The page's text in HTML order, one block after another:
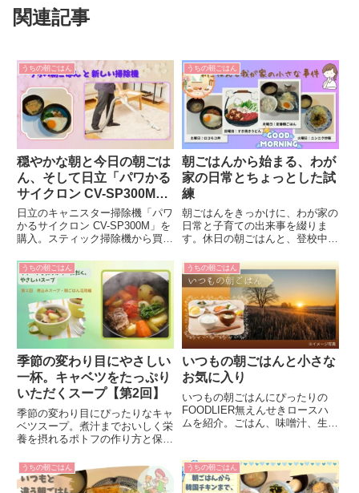
関連記事
うちの朝ごはん
穏やかな朝と今日の朝ごは
ん、そして日立「パワかる
サイクロン CV-SP300M」
を購入
日立のキャニスター掃除機「パワ
かるサイクロン CV-SP300M」を
購入。スティック掃除機から買い
クカルスティックとの併用エピソ
ードまで正直にまとめました。
うちの朝ごはん
朝ごはんから始まる、わが
家の日常とちょっとした試
練
朝ごはんをきっかけに、わが家の
日常と子育ての出来事を綴りま
す。休日の朝ごはんと、登校中の
としての気持ちを記録しました。
うちの朝ごはん
季節の変わり目にやさしい
一杯。キャベツをたっぷり
いただくスープ【第2回】
季節の変わり目にぴったりなキャ
ベツスープ。煮汁までおいしく栄
養を摂れるポトフの作り方と保存
まる朝ごはんにおすすめです。
うちの朝ごはん
いつもの朝ごはんと小さな
お気に入り
いつもの朝ごはんにぴったりの
FOODLIER無えんせきロースハ
ムを紹介。ごはん、味噌汁、生キ
時間に。
うちの朝ごはん うちの朝ごはん